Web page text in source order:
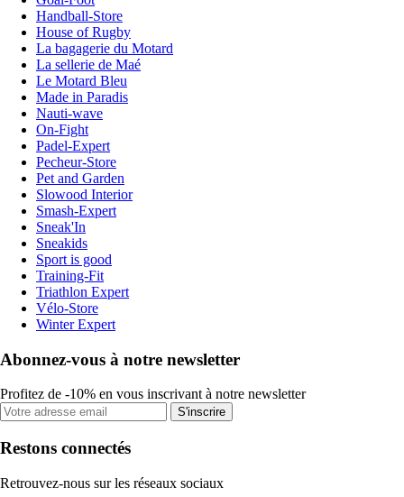
Handball-Store
House of Rugby
La bagagerie du Motard
La sellerie de Maé
Le Motard Bleu
Made in Paradis
Nauti-wave
On-Fight
Padel-Expert
Pecheur-Store
Pet and Garden
Slowood Interior
Smash-Expert
Sneak'In
Sneakids
Sport is good
Training-Fit
Triathlon Expert
Vélo-Store
Winter Expert
Abonnez-vous à notre newsletter
Profitez de -10% en vous inscrivant à notre newsletter
S'inscrire
Restons connectés
Retrouvez-nous sur les réseaux sociaux